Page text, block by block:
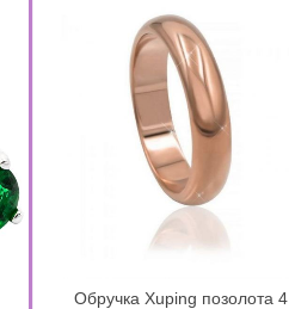
Обручка Xuping позолота 4